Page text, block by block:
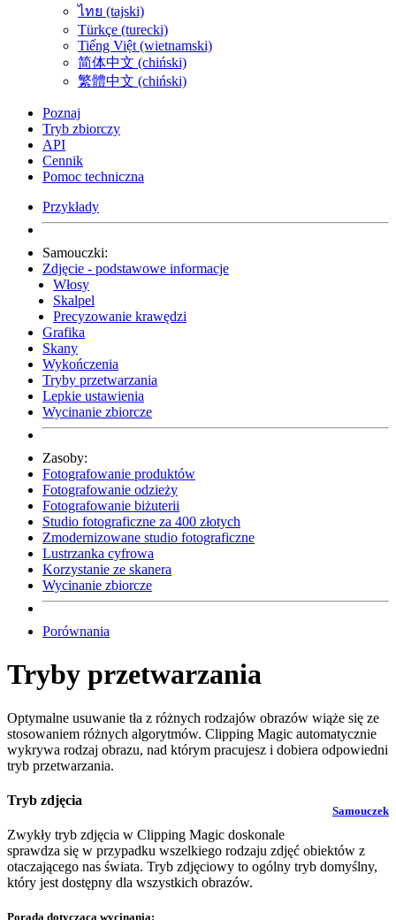
ไทย (tajski)
Türkçe (turecki)
Tiếng Việt (wietnamski)
简体中文 (chiński)
繁體中文 (chiński)
Poznaj
Tryb zbiorczy
API
Cennik
Pomoc techniczna
Przykłady
Samouczki:
Zdjęcie - podstawowe informacje
Włosy
Skalpel
Precyzowanie krawędzi
Grafika
Skany
Wykończenia
Tryby przetwarzania
Lepkie ustawienia
Wycinanie zbiorcze
Zasoby:
Fotografowanie produktów
Fotografowanie odzieży
Fotografowanie biżuterii
Studio fotograficzne za 400 złotych
Zmodernizowane studio fotograficzne
Lustrzanka cyfrowa
Korzystanie ze skanera
Wycinanie zbiorcze
Porównania
Tryby przetwarzania
Optymalne usuwanie tła z różnych rodzajów obrazów wiąże się ze
stosowaniem różnych algorytmów. Clipping Magic automatycznie
wykrywa rodzaj obrazu, nad którym pracujesz i dobiera odpowiedni
tryb przetwarzania.
Tryb zdjęcia
Samouczek
Zwykły tryb zdjęcia w Clipping Magic doskonale
sprawdza się w przypadku wszelkiego rodzaju zdjęć obiektów z
otaczającego nas świata. Tryb zdjęciowy to ogólny tryb domyślny,
który jest dostępny dla wszystkich obrazów.
Porada dotycząca wycinania: